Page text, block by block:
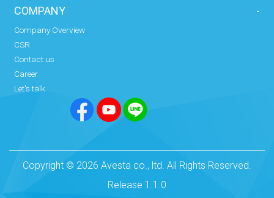
COMPANY -
Company Overview
CSR
Contact us
Career
Let's talk
Copyright © 2026 Avesta co., ltd. All Rights Reserved.
Release 1.1.0